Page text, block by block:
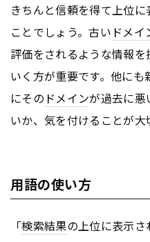
きちんと信頼を得て上位
ことでしょう。古い ドメイ
評価をされるような情報
いく方が重要です。他にも
にその ドメインが過去に悪
いか、気を付けることが大
用語の使い方
「検索結果の上位に表示さ